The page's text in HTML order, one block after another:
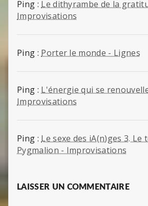
Ping : Le dithyrambe de la
Improvisations
Ping : Porter le monde - Lignes
Ping : L'énergie qui se
Improvisations
Ping : Le sexe des iA(n)ges 3. Le
Pygmalion - Improvisations
LAISSER UN COMMENTAIRE